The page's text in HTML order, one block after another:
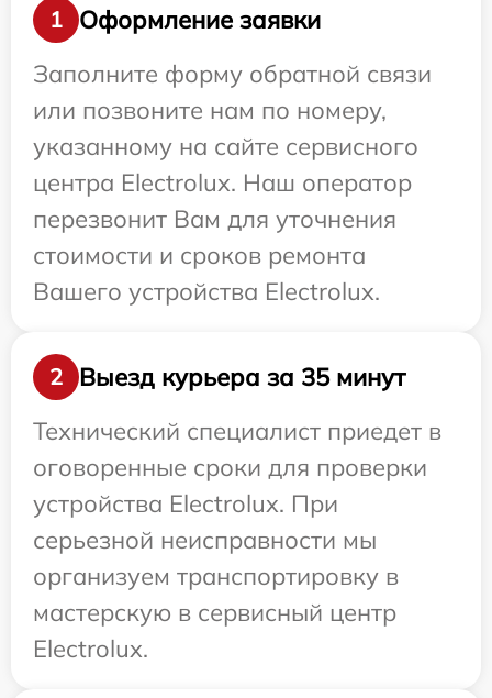
1
Оформление заявки
Заполните форму обратной связи
или позвоните нам по номеру,
указанному на сайте сервисного
центра Electrolux. Наш оператор
перезвонит Вам для уточнения
стоимости и сроков ремонта
Вашего устройства Electrolux.
2
Выезд курьера за 35 минут
Технический специалист приедет в
оговоренные сроки для проверки
устройства Electrolux. При
серьезной неисправности мы
организуем транспортировку в
мастерскую в сервисный центр
Electrolux.